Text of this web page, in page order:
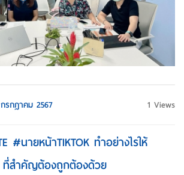
รกฎาคม 2567 1 Views
#นายหน้าTIKTOK ทำอย่างไรให้
ที่สำคัญต้องถูกต้องด้วย